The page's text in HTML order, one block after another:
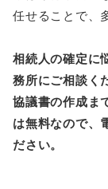
任せることで、
相続人の確定に
務所にご相談く
協議書の作成ま
は無料なので、
ださい。